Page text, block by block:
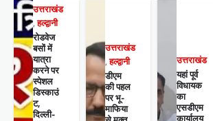
उत्तराखंड
,हल्द्वानी
रोडवेज
बसों में
यात्रा
करने पर
स्पेशल
डिस्काउं
ट,
दिल्ली-
उत्तराखंड
,हल्द्वानी
डीएम
की पहल
पर भू-
माफिया
उत्तराखंड
यहां पूर्व
विधायक
का
एसडीएम